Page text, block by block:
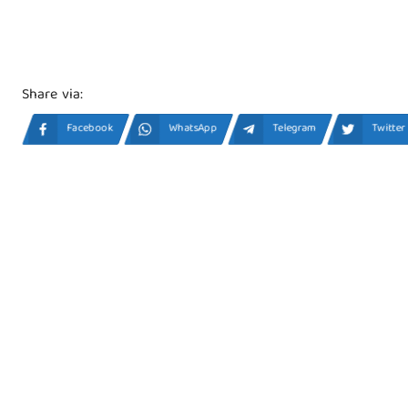
Share via:
Facebook WhatsApp Telegram Twitter